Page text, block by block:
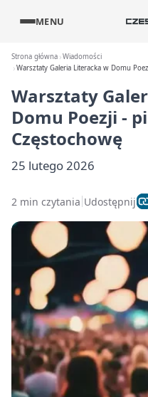
MENU
Strona główna Wiadomości
Warsztaty Galeria Literacka w Domu
Warsztaty
Domu Poezji -
Częstochowę
25 lutego 2026
2 min czytania Udostępnij